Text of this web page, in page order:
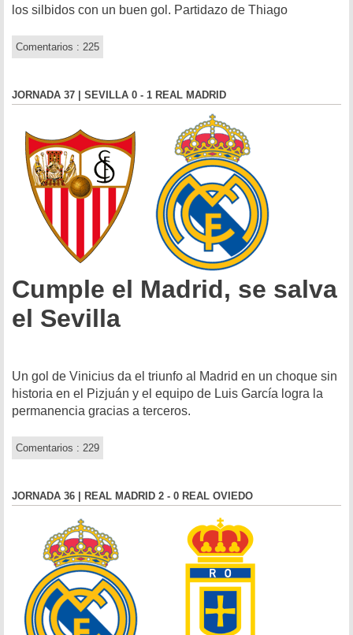
los silbidos con un buen gol. Partidazo de Thiago
Comentarios : 225
JORNADA 37 | SEVILLA 0 - 1 REAL MADRID
Cumple el Madrid, se salva
el Sevilla
Un gol de Vinicius da el triunfo al Madrid en un choque sin
historia en el Pizjuán y el equipo de Luis García logra la
permanencia gracias a terceros.
Comentarios : 229
JORNADA 36 | REAL MADRID 2 - 0 REAL OVIEDO